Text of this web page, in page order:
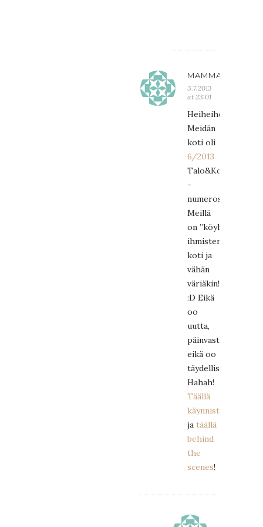
MAMMARA
3.7.2013
at 23:01
Heiheihei!
Meidän
koti oli
6/2013
Talo&Koti
-
numerossa!
Meillä
on ”köyhien
ihmisten”
koti ja
vähän
väriäkin!
:D Eikä
oo
uutta,
päinvastoin,
eikä oo
täydellistäkään!
Hahah!
Täällä
käynnistä
ja täällä
behind
the
scenes!